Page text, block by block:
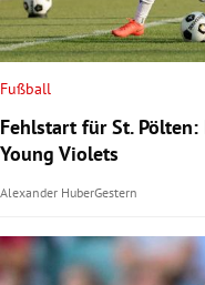
Fußball
Fehlstart für St.
Young Violets
Alexander HuberGestern